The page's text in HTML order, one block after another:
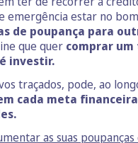
emergência estar no
de poupança para
que quer comprar
investir.
traçados, pode, ao
cada meta
as suas